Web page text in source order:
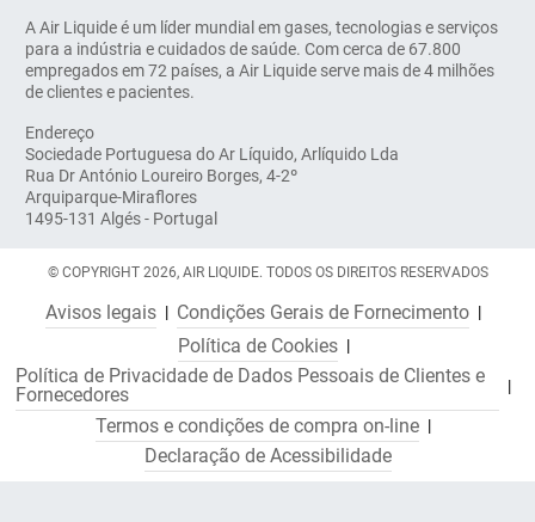
A Air Liquide é um líder mundial em gases, tecnologias e serviços
para a indústria e cuidados de saúde. Com cerca de 67.800
empregados em 72 países, a Air Liquide serve mais de 4 milhões
de clientes e pacientes.
Endereço
Sociedade Portuguesa do Ar Líquido, Arlíquido Lda
Rua Dr António Loureiro Borges, 4-2º
Arquiparque-Miraflores
1495-131 Algés - Portugal
© COPYRIGHT 2026, AIR LIQUIDE. TODOS OS DIREITOS RESERVADOS
Avisos legais
Condições Gerais de Fornecimento
Política de Cookies
Política de Privacidade de Dados Pessoais de Clientes e
Fornecedores
Termos e condições de compra on-line
Declaração de Acessibilidade